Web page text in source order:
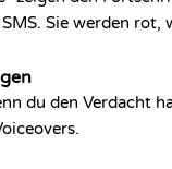
Sie werden rot,
du den Verdacht